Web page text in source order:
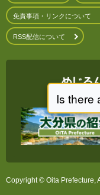
免責事項・リンクについて
RSS配信について
Copyright © Oita Prefecture,